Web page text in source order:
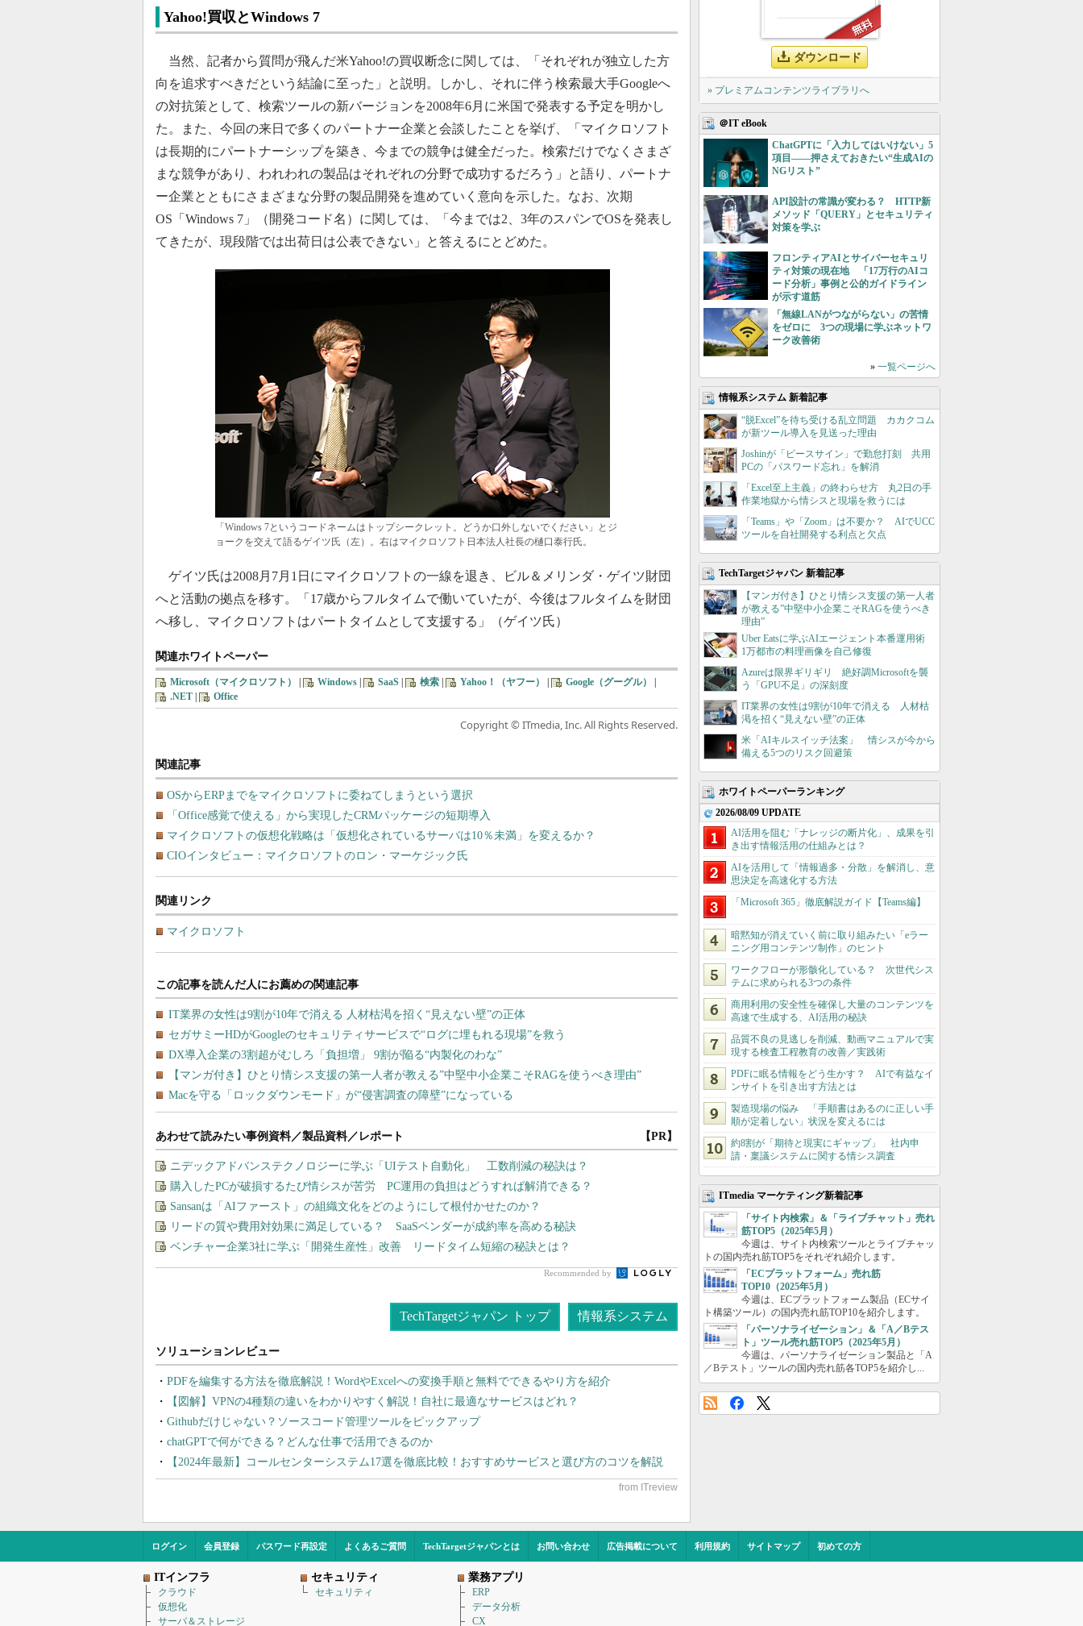
Yahoo!買収とWindows 7
当然、記者から質問が飛んだ米Yahoo!の買収断念に関しては、「それぞれが独立した方
向を追求すべきだという結論に至った」と説明。しかし、それに伴う検索最大手Googleへ
の対抗策として、検索ツールの新バージョンを2008年6月に米国で発表する予定を明かし
た。また、今回の来日で多くのパートナー企業と会談したことを挙げ、「マイクロソフト
は長期的にパートナーシップを築き、今までの競争は健全だった。検索だけでなくさまざ
まな競争があり、われわれの製品はそれぞれの分野で成功するだろう」と語り、パートナ
ー企業とともにさまざまな分野の製品開発を進めていく意向を示した。なお、次期
OS「Windows 7」（開発コード名）に関しては、「今までは2、3年のスパンでOSを発表し
てきたが、現段階では出荷日は公表できない」と答えるにとどめた。
「Windows 7というコードネームはトップシークレット。どうか口外しないでください」とジ
ョークを交えて語るゲイツ氏（左）。右はマイクロソフト日本法人社長の樋口泰行氏。
ゲイツ氏は2008月7月1日にマイクロソフトの一線を退き、ビル＆メリンダ・ゲイツ財団
へと活動の拠点を移す。「17歳からフルタイムで働いていたが、今後はフルタイムを財団
へ移し、マイクロソフトはパートタイムとして支援する」（ゲイツ氏）
関連ホワイトペーパー
Microsoft（マイクロソフト） Windows SaaS 検索 Yahoo！（ヤフー） Google（グーグル）
.NET
Office
Copyright © ITmedia, Inc. All Rights Reserved.
関連記事
OSからERPまでをマイクロソフトに委ねてしまうという選択
「Office感覚で使える」から実現したCRMパッケージの短期導入
マイクロソフトの仮想化戦略は「仮想化されているサーバは10％未満」を変えるか？
CIOインタビュー：マイクロソフトのロン・マーケジック氏
関連リンク
マイクロソフト
あわせて読みたい事例資料／製品資料／レポート 【PR】
ニデックアドバンステクノロジーに学ぶ「UIテスト自動化」 工数削減の秘訣は？
購入したPCが破損するたび情シスが苦労 PC運用の負担はどうすれば解消できる？
Sansanは「AIファースト」の組織文化をどのようにして根付かせたのか？
リードの質や費用対効果に満足している？ SaaSベンダーが成約率を高める秘訣
ベンチャー企業3社に学ぶ「開発生産性」改善 リードタイム短縮の秘訣とは？
Recommended by
TechTargetジャパン トップ 情報系システム
PDFを編集する方法を徹底解説！WordやExcelへの変換手順と無料でできるやり方を紹介
【図解】VPNの4種類の違いをわかりやすく解説！自社に最適なサービスはどれ？
Githubだけじゃない？ソースコード管理ツールをピックアップ
chatGPTで何ができる？どんな仕事で活用できるのか
【2024年最新】コールセンターシステム17選を徹底比較！おすすめサービスと選び方のコツを解説
ダウンロード
» プレミアムコンテンツライブラリへ
＠IT eBook
ChatGPTに「入力してはいけない」5
項目――押さえておきたい“生成AIの
NGリスト”
API設計の常識が変わる？ HTTP新
メソッド「QUERY」とセキュリティ
対策を学ぶ
フロンティアAIとサイバーセキュリ
ティ対策の現在地 「17万行のAIコ
ード分析」事例と公的ガイドライン
が示す道筋
「無線LANがつながらない」の苦情
をゼロに 3つの現場に学ぶネットワ
ーク改善術
» 一覧ページへ
情報系システム 新着記事
“脱Excel”を待ち受ける乱立問題 カカクコム
が新ツール導入を見送った理由
Joshinが「ピースサイン」で勤怠打刻 共用
PCの「パスワード忘れ」を解消
「Excel至上主義」の終わらせ方 丸2日の手
作業地獄から情シスと現場を救うには
「Teams」や「Zoom」は不要か？ AIでUCC
ツールを自社開発する利点と欠点
TechTargetジャパン 新着記事
【マンガ付き】ひとり情シス支援の第一人者
が教える”中堅中小企業こそRAGを使うべき
理由”
Uber Eatsに学ぶAIエージェント本番運用術
1万都市の料理画像を自己修復
Azureは限界ギリギリ 絶好調Microsoftを襲
う「GPU不足」の深刻度
IT業界の女性は9割が10年で消える 人材枯
渇を招く“見えない壁”の正体
米「AIキルスイッチ法案」 情シスが今から
備える5つのリスク回避策
ホワイトペーパーランキング
2026/08/09 UPDATE
AI活用を阻む「ナレッジの断片化」、成果を引
き出す情報活用の仕組みとは？
AIを活用して「情報過多・分散」を解消し、意
思決定を高速化する方法
「Microsoft 365」徹底解説ガイド【Teams編】
暗黙知が消えていく前に取り組みたい「eラー
ニング用コンテンツ制作」のヒント
ワークフローが形骸化している？ 次世代シス
テムに求められる3つの条件
商用利用の安全性を確保し大量のコンテンツを
高速で生成する、AI活用の秘訣
品質不良の見逃しを削減、動画マニュアルで実
現する検査工程教育の改善／実践術
PDFに眠る情報をどう生かす？ AIで有益なイ
ンサイトを引き出す方法とは
製造現場の悩み 「手順書はあるのに正しい手
順が定着しない」状況を変えるには
約8割が「期待と現実にギャップ」 社内申
請・稟議システムに関する情シス調査
ITmedia マーケティング新着記事
「サイト内検索」＆「ライブチャット」売れ
筋TOP5（2025年5月）
今週は、サイト内検索ツールとライブチャッ
トの国内売れ筋TOP5をそれぞれ紹介します。
「ECプラットフォーム」売れ筋
TOP10（2025年5月）
今週は、ECプラットフォーム製品（ECサイ
ト構築ツール）の国内売れ筋TOP10を紹介します。
「パーソナライゼーション」＆「A／Bテス
ト」ツール売れ筋TOP5（2025年5月）
今週は、パーソナライゼーション製品と「A
／Bテスト」ツールの国内売れ筋各TOP5を紹介し...
ログイン 会員登録 パスワード再設定 よくあるご質問 TechTargetジャパンとは お問い合わせ 広告掲載について 利用規約 サイトマップ 初めての方
ITインフラ
クラウド
仮想化
サーバ＆ストレージ
セキュリティ
セキュリティ
業務アプリ
ERP
データ分析
CX